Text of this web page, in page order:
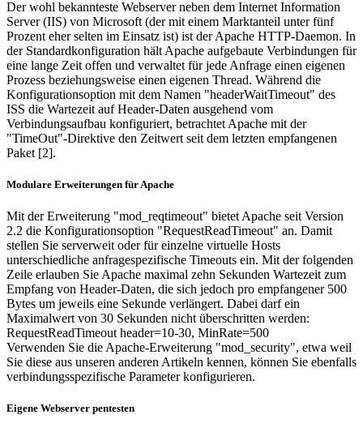
Der wohl bekannteste Webserver neben dem Internet Information
Server (IIS) von Microsoft (der mit einem Marktanteil unter fünf
Prozent eher selten im Einsatz ist) ist der Apache HTTP-Daemon. In
der Standardkonfiguration hält Apache aufgebaute Verbindungen für
eine lange Zeit offen und verwaltet für jede Anfrage einen eigenen
Prozess beziehungsweise einen eigenen Thread. Während die
Konfigurationsoption mit dem Namen "headerWaitTimeout" des
ISS die Wartezeit auf Header-Daten ausgehend vom
Verbindungsaufbau konfiguriert, betrachtet Apache mit der
"TimeOut"-Direktive den Zeitwert seit dem letzten empfangenen
Paket [2].
Modulare Erweiterungen für Apache
Mit der Erweiterung "mod_reqtimeout" bietet Apache seit Version
2.2 die Konfigurationsoption "RequestReadTimeout" an. Damit
stellen Sie serverweit oder für einzelne virtuelle Hosts
unterschiedliche anfragespezifische Timeouts ein. Mit der folgenden
Zeile erlauben Sie Apache maximal zehn Sekunden Wartezeit zum
Empfang von Header-Daten, die sich jedoch pro empfangener 500
Bytes um jeweils eine Sekunde verlängert. Dabei darf ein
Maximalwert von 30 Sekunden nicht überschritten werden:
RequestReadTimeout header=10-30, MinRate=500
Verwenden Sie die Apache-Erweiterung "mod_security", etwa weil
Sie diese aus unseren anderen Artikeln kennen, können Sie ebenfalls
verbindungsspezifische Parameter konfigurieren.
Eigene Webserver pentesten